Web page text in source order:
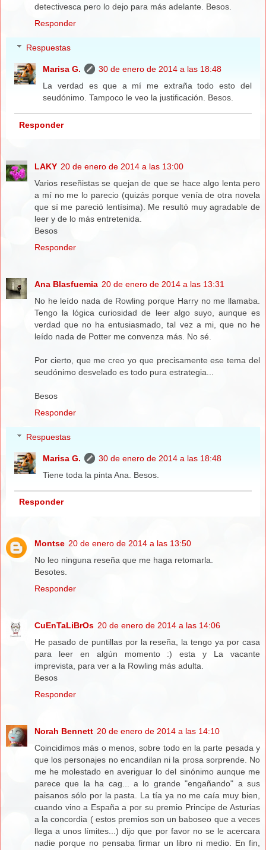
detectivesca pero lo dejo para más adelante. Besos.
Responder
Respuestas
Marisa G.
30 de enero de 2014 a las 18:48
La verdad es que a mí me extraña todo esto del
seudónimo. Tampoco le veo la justificación. Besos.
Responder
LAKY 20 de enero de 2014 a las 13:00
Varios reseñistas se quejan de que se hace algo lenta pero
a mí no me lo parecio (quizás porque venía de otra novela
que sí me pareció lentísima). Me resultó muy agradable de
leer y de lo más entretenida.
Besos
Responder
Ana Blasfuemia 20 de enero de 2014 a las 13:31
No he leído nada de Rowling porque Harry no me llamaba.
Tengo la lógica curiosidad de leer algo suyo, aunque es
verdad que no ha entusiasmado, tal vez a mi, que no he
leído nada de Potter me convenza más. No sé.
Por cierto, que me creo yo que precisamente ese tema del
seudónimo desvelado es todo pura estrategia...
Besos
Responder
Respuestas
Marisa G.
30 de enero de 2014 a las 18:48
Tiene toda la pinta Ana. Besos.
Responder
Montse 20 de enero de 2014 a las 13:50
No leo ninguna reseña que me haga retomarla.
Besotes.
Responder
CuEnTaLiBrOs 20 de enero de 2014 a las 14:06
He pasado de puntillas por la reseña, la tengo ya por casa
para leer en algún momento :) esta y La vacante
imprevista, para ver a la Rowling más adulta.
Besos
Responder
Norah Bennett 20 de enero de 2014 a las 14:10
Coincidimos más o menos, sobre todo en la parte pesada y
que los personajes no encandilan ni la prosa sorprende. No
me he molestado en averiguar lo del sinónimo aunque me
parece que la ha cag... a lo grande "engañando" a sus
paisanos sólo por la pasta. La tía ya no me caía muy bien,
cuando vino a España a por su premio Principe de Asturias
a la concordia ( estos premios son un baboseo que a veces
llega a unos límites...) dijo que por favor no se le acercara
nadie porque no pensaba firmar un libro ni medio. En fin,